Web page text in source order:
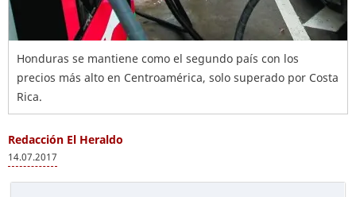
Honduras se mantiene como el segundo país con los
precios más alto en Centroamérica, solo superado por Costa
Rica.
Redacción El Heraldo
14.07.2017